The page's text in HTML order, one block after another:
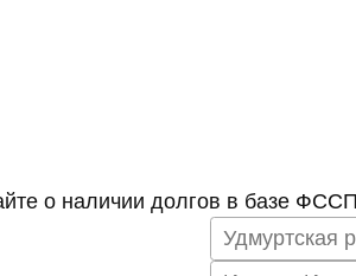
о наличии долгов в базе ФССП